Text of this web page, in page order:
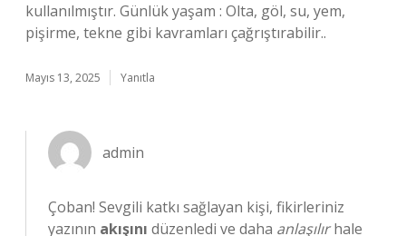
kullanılmıştır. Günlük yaşam : Olta, göl, su, yem,
pişirme, tekne gibi kavramları çağrıştırabilir..
Mayıs 13, 2025 Yanıtla
admin
Çoban! Sevgili katkı sağlayan kişi, fikirleriniz
yazının akışını düzenledi ve daha anlaşılırhale